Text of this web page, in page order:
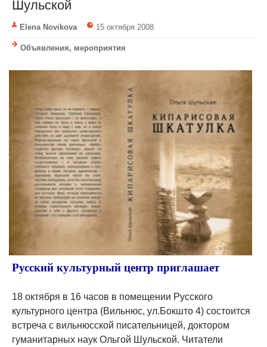
Шульской
Elena Novikova 15 октября 2008
Объявления, мероприятия
Русский культурный центр приглашает
18 октября в 16 часов в помещении Русского
культурного центра (Вильнюс, ул.Бокшто 4) состоится
встреча с вильнюсской писательницей, доктором
гуманитарных наук Ольгой Шульской. Читатели